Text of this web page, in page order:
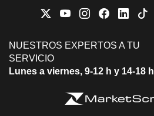
NUESTROS EXPERTOS A TU
SERVICIO
Lunes a viernes, 9-12 h y 14-18 h